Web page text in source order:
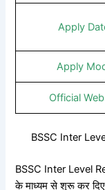
Apply
Apply
Official
BSSC Inter
BSSC Inter Level
के माध्यम से शुरू कर